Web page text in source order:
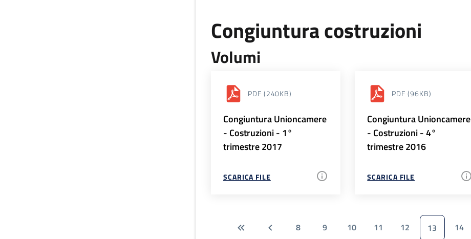
Congiuntura costruzioni
Volumi
PDF (240KB)
Congiuntura Unioncamere
- Costruzioni - 1°
trimestre 2017
SCARICA FILE
PDF (96KB)
Congiuntura Unioncamere
- Costruzioni - 4°
trimestre 2016
SCARICA FILE
8 9 10 11 12 13 14